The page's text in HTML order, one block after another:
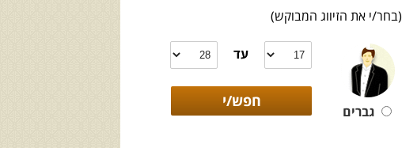
(בחר/י את הזיווג המבוקש)
גברים
עד